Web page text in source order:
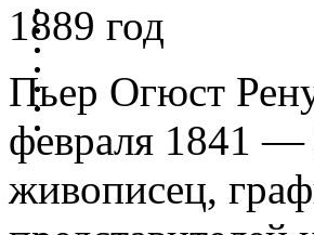
1889 год
Пьер Огюст
февраля 1841 —
живописец,